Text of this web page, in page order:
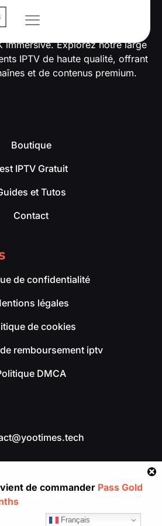
votre destination pour une
immersive. Explorez notre large
IPTV de haute qualité, offrant
et de contenus premium.
Boutique
IPTV Gratuit
et Tutos
Contact
de confidentialité
légales
de cookies
remboursement iptv
DMCA
– Tous droits réservés 2026.
Français
vient de commander Pass Gold